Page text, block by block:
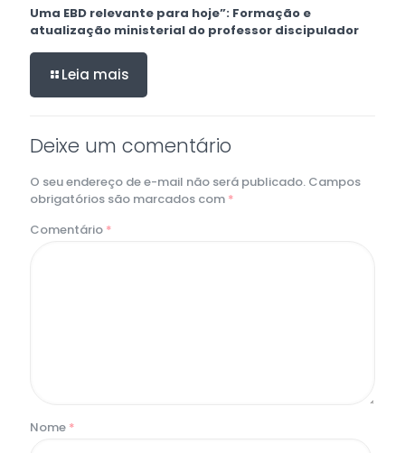
Uma EBD relevante para hoje”: Formação e
atualização ministerial do professor discipulador
Leia mais
Deixe um comentário
O seu endereço de e-mail não será publicado. Campos
obrigatórios são marcados com *
Comentário *
Nome *